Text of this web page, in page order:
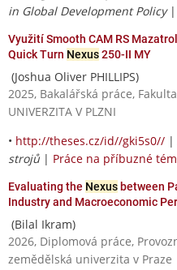
in Global Development Policy|
Využití Smooth CAM RS
Quick Turn Nexus250-II MY
(Joshua Oliver PHILLIPS)
2025, Bakalářská práce,
UNIVERZITA V PLZNI
• http://theses.cz/id//gki5s0// |
strojů | Práce na příbuzné
Evaluating the Nexus between
Industry and Macroeconomic
(Bilal Ikram)
2026, Diplomová práce,
zemědělská univerzita v Praze